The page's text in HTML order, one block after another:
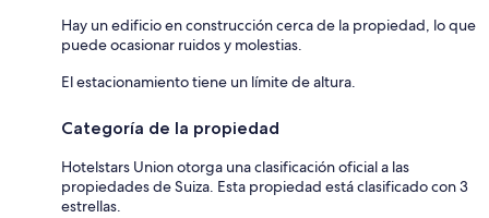
Hay un edificio en construcción cerca de la propiedad, lo que
puede ocasionar ruidos y molestias.
El estacionamiento tiene un límite de altura.
Categoría de la propiedad
Hotelstars Union otorga una clasificación oficial a las
propiedades de Suiza. Esta propiedad está clasificado con 3
estrellas.